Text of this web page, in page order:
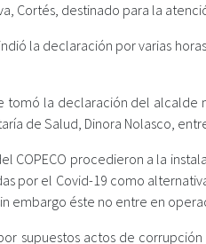
Cortés, destinado para la
la declaración por varias
tomó la declaración del alcalde
de Salud, Dinora Nolasco,
COPECO procedieron a la
por el Covid-19 como
embargo éste no entre en
supuestos actos de